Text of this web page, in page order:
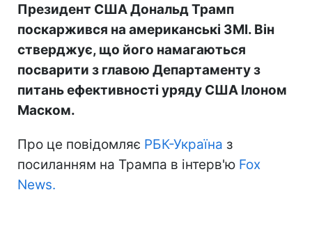
Президент США Дональд Трамп
поскаржився на американські ЗМІ. Він
стверджує, що його намагаються
посварити з главою Департаменту з
питань ефективності уряду США Ілоном
Маском.
Про це повідомляє РБК-Україна з
посиланням на Трампа в інтерв'ю Fox
News.